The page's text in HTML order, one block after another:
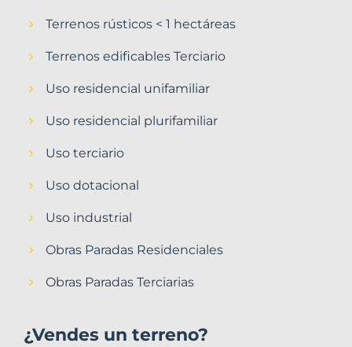
Terrenos rústicos < 1 hectáreas
Terrenos edificables Terciario
Uso residencial unifamiliar
Uso residencial plurifamiliar
Uso terciario
Uso dotacional
Uso industrial
Obras Paradas Residenciales
Obras Paradas Terciarias
¿Vendes un terreno?